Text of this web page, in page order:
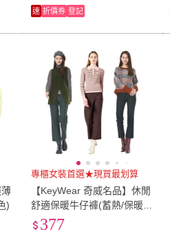
速 折價券 登記
)
專櫃女裝首選★現買最划算
【KeyWear 奇威名品】休閒
舒適保暖牛仔褲(蓄熱/保暖/
多款任選)
377